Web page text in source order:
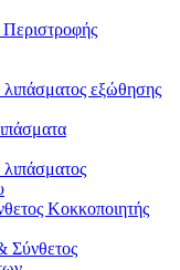
εξώθησης
Κοκκοποιητής
Σύνθετος